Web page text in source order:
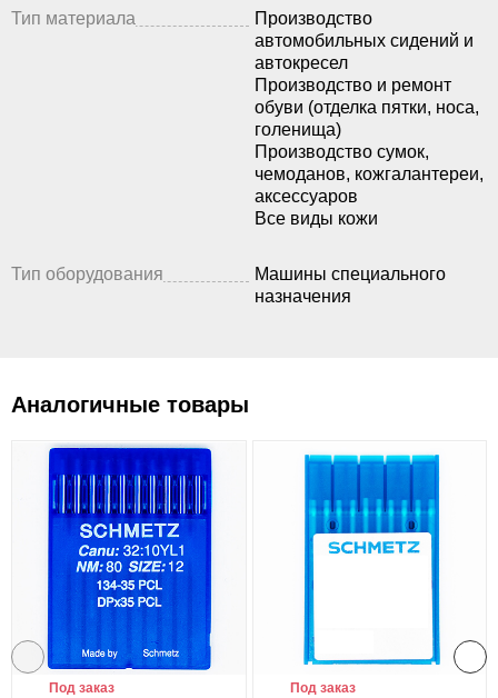
Тип материала
Производство
автомобильных сидений и
автокресел
Производство и ремонт
обуви (отделка пятки, носа,
голенища)
Производство сумок,
чемоданов, кожгалантереи,
аксессуаров
Все виды кожи
Тип оборудования
Машины специального
назначения
Аналогичные товары
Под заказ Под заказ